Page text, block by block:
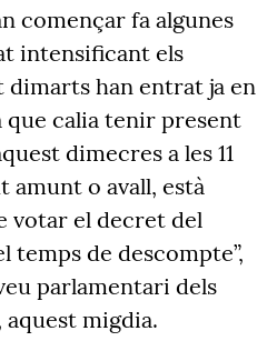
començar fa algunes
intensificant els
dimarts han entrat ja en
que calia tenir present
dimecres a les 11
amunt o avall, està
votar el decret del
temps de descompte”,
parlamentari dels
aquest migdia.